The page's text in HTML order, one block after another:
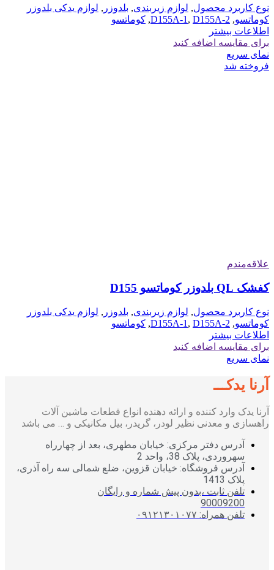
نوع کاربرد محصول, لوازم زیربندی, بلدوزر , لوازم یدکی بلدوزر
کوماتسو,
D155A-1 , D155A-2
, کوماتسو
اطلاعات بیشتر
برای مقایسه اضافه کنید
نمای سریع
فروخته شد
علاقه‌مندم
کفشک QL بلدوزر کوماتسو D155
نوع کاربرد محصول, لوازم زیربندی, بلدوزر , لوازم یدکی بلدوزر
کوماتسو,
D155A-1 , D155A-2
, کوماتسو
اطلاعات بیشتر
برای مقایسه اضافه کنید
نمای سریع
آرنا یدکـــ
آرنا یدک وارد کننده و ارائه دهنده انواع قطعات ماشین آلات
راهسازی و معدنی نظیر لودر، گریدر، بیل مکانیکی و … می باشد
آدرس دفتر مرکزی: خیابان مطهری، بعد از چهارراه
سهروردی، پلاک 38، واحد 2
آدرس فروشگاه: خیابان قزوین، ضلع شمالی سه راه آذری،
پلاک 1413
تلفن ثابت ،بدون پیش شماره و رایگان
90009200
تلفن همراه: ۰۹۱۲۱۳۰۱۰۷۷